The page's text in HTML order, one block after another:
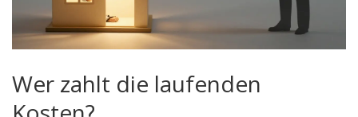
Wer zahlt die laufenden